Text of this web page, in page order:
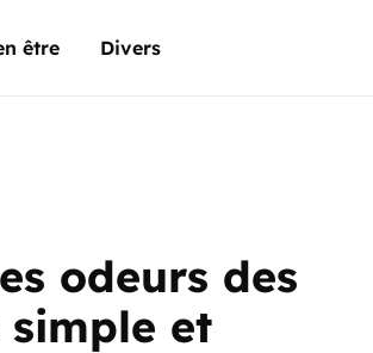
être Divers
odeurs des
et